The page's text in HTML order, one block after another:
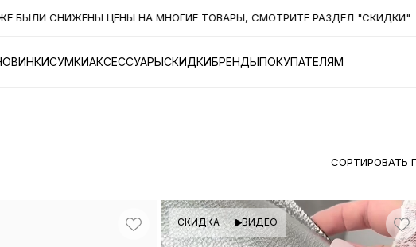
ТОВАРЫ, СМОТРИТЕ РАЗДЕЛ "СКИДКИ" ОХОТА ЗА НОВИНКАМИ!
СУМКИАКСЕССУАРЫСКИДКИБРЕНДЫПОКУПАТЕЛЯМ
СОРТИРОВАТЬ
СКИДКА ВИДЕО